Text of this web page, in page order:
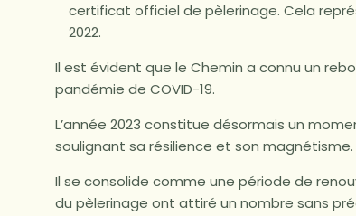
certificat officiel de pèlerinage. Cela
2022.
Il est évident que le Chemin a connu un
pandémie de COVID-19.
L’année 2023 constitue désormais un
soulignant sa résilience et son magnétisme.
Il se consolide comme une période de
du pèlerinage ont attiré un nombre sans